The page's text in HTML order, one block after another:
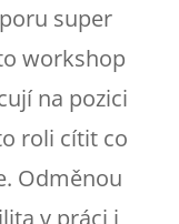
super
workshop
na pozici
roli cítit co
Odměnou
v práci i